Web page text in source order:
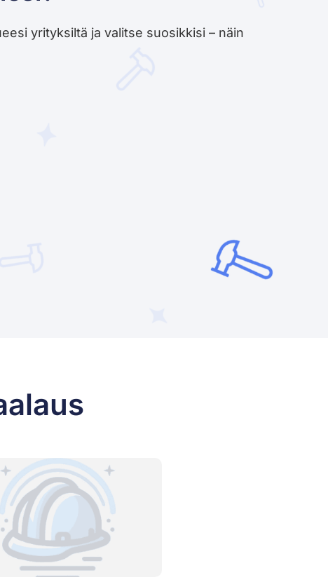
yrityksiltä ja valitse suosikkisi – näin